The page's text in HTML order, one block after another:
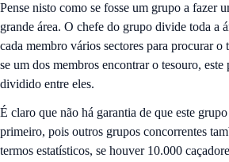
Pense nisto como se fosse um grupo a fazer
grande área. O chefe do grupo divide toda a
cada membro vários sectores para procurar o
se um dos membros encontrar o tesouro, este
dividido entre eles.
É claro que não há garantia de que este
primeiro, pois outros grupos concorrentes
termos estatísticos, se houver 10.000